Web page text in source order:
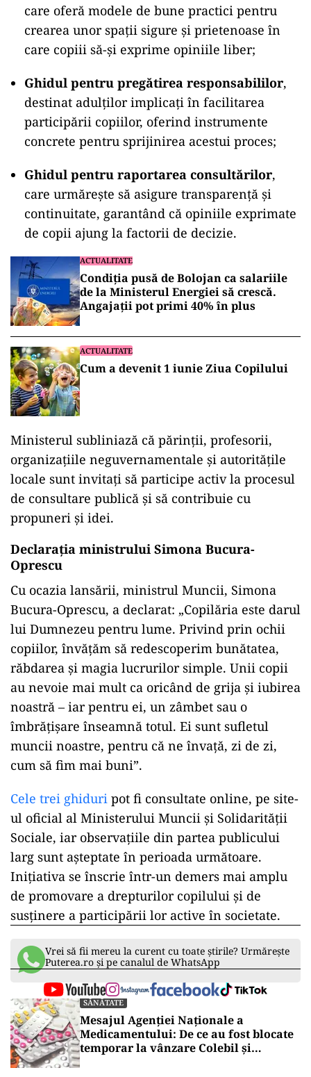
care oferă modele de bune practici pentru
crearea unor spații sigure și prietenoase în
care copiii să-și exprime opiniile liber;
Ghidul pentru pregătirea responsabililor,
destinat adulților implicați în facilitarea
participării copiilor, oferind instrumente
concrete pentru sprijinirea acestui proces;
Ghidul pentru raportarea consultărilor,
care urmărește să asigure transparență și
continuitate, garantând că opiniile exprimate
de copii ajung la factorii de decizie.
ACTUALITATE
Condiția pusă de Bolojan ca salariile
de la Ministerul Energiei să crescă.
Angajații pot primi 40% în plus
ACTUALITATE
Cum a devenit 1 iunie Ziua Copilului
Ministerul subliniază că părinții, profesorii,
organizațiile neguvernamentale și autoritățile
locale sunt invitați să participe activ la procesul
de consultare publică și să contribuie cu
propuneri și idei.
Declarația ministrului Simona Bucura-
Oprescu
Cu ocazia lansării, ministrul Muncii, Simona
Bucura-Oprescu, a declarat: „Copilăria este darul
lui Dumnezeu pentru lume. Privind prin ochii
copiilor, învățăm să redescoperim bunătatea,
răbdarea și magia lucrurilor simple. Unii copii
au nevoie mai mult ca oricând de grija și iubirea
noastră – iar pentru ei, un zâmbet sau o
îmbrățișare înseamnă totul. Ei sunt sufletul
muncii noastre, pentru că ne învață, zi de zi,
cum să fim mai buni”.
Cele trei ghiduri pot fi consultate online, pe site-
ul oficial al Ministerului Muncii și Solidarității
Sociale, iar observațiile din partea publicului
larg sunt așteptate în perioada următoare.
Inițiativa se înscrie într-un demers mai amplu
de promovare a drepturilor copilului și de
susținere a participării lor active în societate.
Vrei să fii mereu la curent cu toate știrile? Urmărește
Puterea.ro și pe canalul de WhatsApp
SĂNĂTATE
Mesajul Agenției Naționale a
Medicamentului: De ce au fost blocate
temporar la vânzare Colebil și